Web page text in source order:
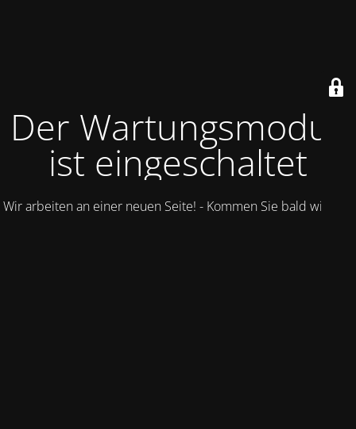
Der Wartungsmodus
ist eingeschaltet
Wir arbeiten an einer neuen Seite! - Kommen Sie bald wieder.